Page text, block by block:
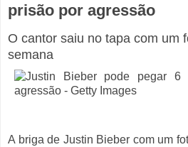
prisão por agressão
O cantor saiu no tapa com um
semana
A briga de Justin Bieber com um